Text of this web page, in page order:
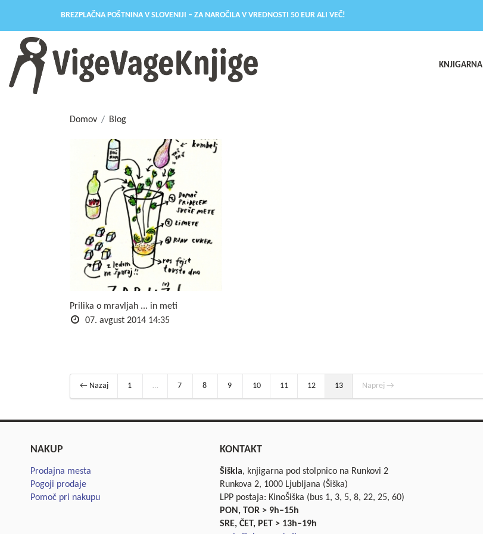
BREZPLAČNA POŠTNINA V SLOVENIJI – ZA NAROČILA V VREDNOSTI 50 EUR ALI VEČ!
KNJIGARNA
Domov Blog
Prilika o mravljah ... in meti
07. avgust 2014 14:35
← Nazaj 1 … 7 8 9 10 11 12 13 Naprej →
NAKUP
Prodajna mesta
Pogoji prodaje
Pomoč pri nakupu
KONTAKT
Šiškla, knjigarna pod stolpnico na Runkovi 2
Runkova 2, 1000 Ljubljana (Šiška)
LPP postaja: KinoŠiška (bus 1, 3, 5, 8, 22, 25, 60)
PON, TOR > 9h–15h
SRE, ČET, PET > 13h–19h